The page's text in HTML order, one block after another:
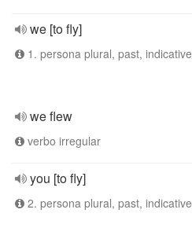
we [to fly]
1. persona plural, past, indicative
we flew
verbo irregular
you [to fly]
2. persona plural, past, indicative